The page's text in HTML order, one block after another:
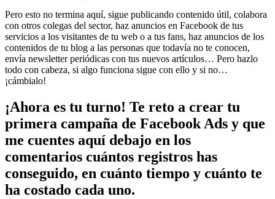
Pero esto no termina aquí, sigue publicando contenido útil, colabora
con otros colegas del sector, haz anuncios en Facebook de tus
servicios a los visitantes de tu web o a tus fans, haz anuncios de los
contenidos de tu blog a las personas que todavía no te conocen,
envía newsletter periódicas con tus nuevos artículos… Pero hazlo
todo con cabeza, si algo funciona sigue con ello y si no…
¡cámbialo!
¡Ahora es tu turno! Te reto a crear tu
primera campaña de Facebook Ads y que
me cuentes aquí debajo en los
comentarios cuántos registros has
conseguido, en cuánto tiempo y cuánto te
ha costado cada uno.